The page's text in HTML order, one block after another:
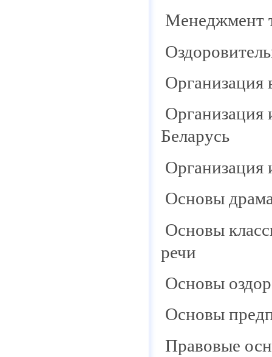
Менеджмент
Организация
Организация
Беларусь
Организация
Основы
Основы
речи
Основы
Основы
Правовые